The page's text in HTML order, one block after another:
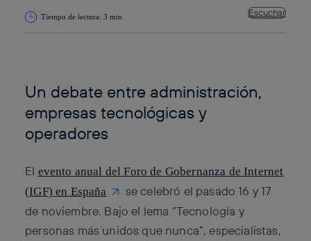
Tiempo de lectura: 3 min Escuchar
Un debate entre administración,
empresas tecnológicas y
operadores
El evento anual del Foro de Gobernanza de Internet
(IGF) en España
se celebró el pasado 16 y 17
de noviembre. Bajo el lema “Tecnología y
personas más unidos que nunca”, especialistas,